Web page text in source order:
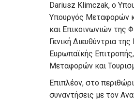
Dariusz Klimczak, ο
Υπουργός Μεταφορών
και Επικοινωνιών της
Γενική Διευθύντρια
Ευρωπαϊκής
Μεταφορών και
Επιπλέον, στο
συναντήσεις με τον